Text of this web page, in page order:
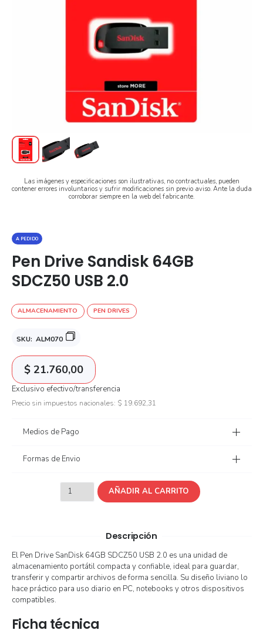
Las imágenes y especificaciones son ilustrativas, no contractuales, pueden
contener errores involuntarios y sufrir modificaciones sin previo aviso. Ante la duda
corroborar siempre en la web del fabricante.
A PEDIDO
Pen Drive Sandisk 64GB
SDCZ50 USB 2.0
ALMACENAMIENTO PEN DRIVES
SKU: ALM070
$21.760,00
Exclusivo efectivo/transferencia
Precio sin impuestos nacionales: $ 19.692,31
Medios de Pago
Formas de Envio
AÑADIR AL CARRITO
Descripción
El Pen Drive SanDisk 64GB SDCZ50 USB 2.0 es una unidad de
almacenamiento portátil compacta y confiable, ideal para guardar,
transferir y compartir archivos de forma sencilla. Su diseño liviano lo
hace práctico para uso diario en PC, notebooks y otros dispositivos
compatibles.
Ficha técnica